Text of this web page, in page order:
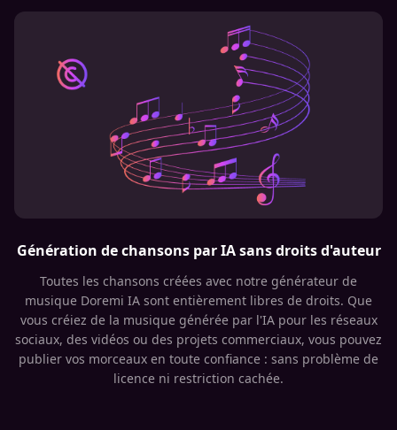
Génération de chansons par IA sans droits d'auteur
Toutes les chansons créées avec notre générateur de
musique Doremi IA sont entièrement libres de droits. Que
vous créiez de la musique générée par l'IA pour les réseaux
sociaux, des vidéos ou des projets commerciaux, vous pouvez
publier vos morceaux en toute confiance : sans problème de
licence ni restriction cachée.